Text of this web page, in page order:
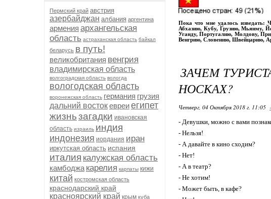
Пермский край австрия
азербайджан албания аргентина
армения архангельская
область астраханская область байкал
беларусь в путь!
великобритания венгрия
владимирская область
волгоградская область вологда
вологодская область
воронежская область германия грузия
дальний востокевреиегипет
жизньзагадки ивановская
область израиль индия
индонезия иордания иран
иркутская область испания
италия калужская область
камбоджа карелия карпаты кижи
китай костромская область
краснодарский край
красноярский край крым куба
Пока что мне удалось
Абхазию, Кубу, Грузию, Мьянму,
Уганду, Португалию, Молдову,
Венгрию, Словению, Швейцарию,
ЗАЧЕМ
НОСКАХ?
Четверг, 04 Октября 2018 г. 11:05
- Девушки, можно с вами
- Нельзя!
- А давайте в кино сходим?
- Нет!
- А в театр?
- Не хотим!
- Может быть, в кафе?